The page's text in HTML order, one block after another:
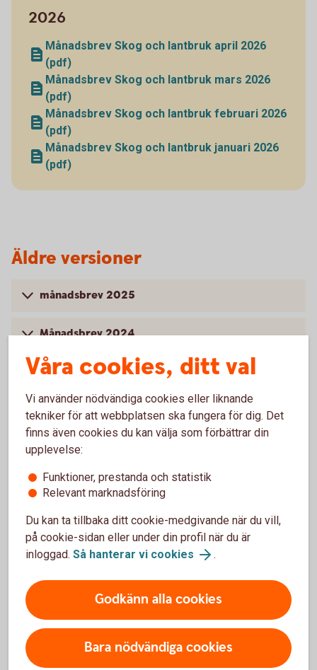
2026
Månadsbrev Skog och lantbruk april 2026
(pdf)
Månadsbrev Skog och lantbruk mars 2026
(pdf)
Månadsbrev Skog och lantbruk februari 2026
(pdf)
Månadsbrev Skog och lantbruk januari 2026
(pdf)
Äldre versioner
månadsbrev 2025
Månadsbrev 2024
Månadsbrev 2023
Ansvarsbegränsningar
Detta dokument är framställt i informationssyfte och är inte
avsett att vara en personlig rekommendation eller
i god tro från källor som anses vara tillförlitliga. Sparbanken
Skåne påtar sig dock inte något ansvar för dess
fullständighet eller riktighet. Du rekommenderas därför att
information från detta dokument. Observera att eventuella
prognoser är subjektiva och baseras på den information
som finns tillgänglig just nu och kan ändras om
förutsättningarna förändras. Sparbanken Skåne påtar sig
inte något ansvar för direkt eller indirekt förlust eller skada
Våra cookies, ditt val
Vi använder nödvändiga cookies eller liknande
tekniker för att webbplatsen ska fungera för dig. Det
finns även cookies du kan välja som förbättrar din
upplevelse:
Funktioner, prestanda och statistik
Relevant marknadsföring
Du kan ta tillbaka ditt cookie-medgivande när du vill,
på cookie-sidan eller under din profil när du är
inloggad. Så hanterar vi cookies .
Godkänn alla cookies
Bara nödvändiga cookies